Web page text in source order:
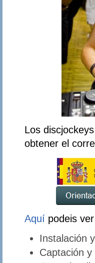
Los
obtener el
Aquí podeis
Instalación
Captación